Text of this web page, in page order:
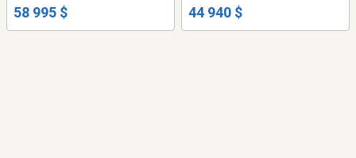
58 995 $ 44 940 $